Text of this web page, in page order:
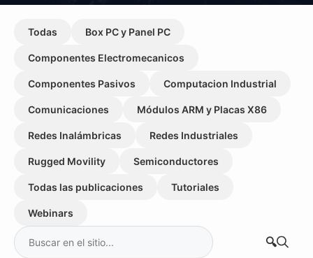
Todas Box PC y Panel PC
Componentes Electromecanicos
Componentes Pasivos Computacion Industrial
Comunicaciones Módulos ARM y Placas X86
Redes Inalámbricas Redes Industriales
Rugged Movility Semiconductores
Todas las publicaciones Tutoriales
Webinars
Buscar: